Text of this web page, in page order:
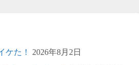
ケた！ 2026年8月2日